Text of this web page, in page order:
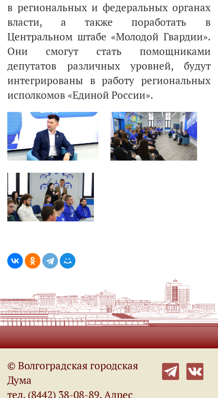
в региональных и федеральных органах
власти, а также поработать в
Центральном штабе «Молодой Гвардии».
Они смогут стать помощниками
депутатов различных уровней, будут
интегрированы в работу региональных
исполкомов «Единой России».
© Волгоградская городская
Дума
тел. (8442) 38-08-89. Адрес